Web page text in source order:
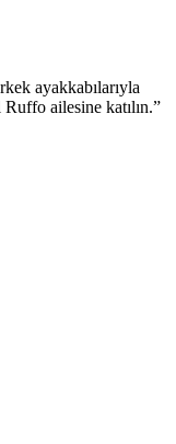
ayakkabılarıyla
ailesine katılın.”